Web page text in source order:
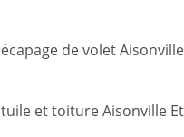
de volet
et toiture Aisonville